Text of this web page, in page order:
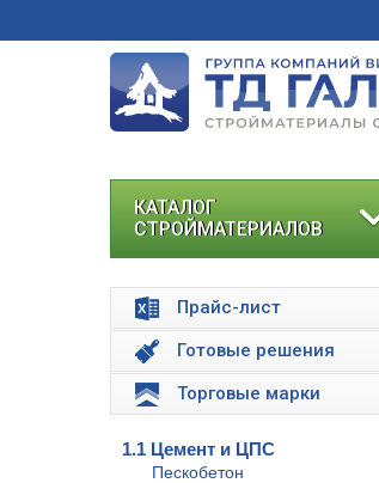
КАТАЛОГ
СТРОЙМАТЕРИАЛОВ
Прайс-лист
Готовые решения
Торговые марки
1.1 Цемент и ЦПС
Пескобетон